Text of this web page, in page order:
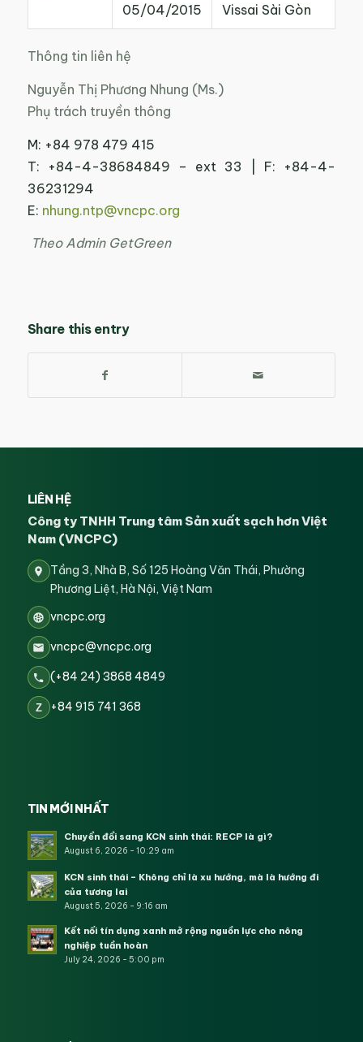
05/04/2015
Vissai Sài Gòn
Thông tin liên hệ
Nguyễn Thị Phương Nhung (Ms.)
Phụ trách truyền thông
M: +84 978 479 415
T: +84-4-38684849 – ext 33 | F: +84-4-
36231294
E: nhung.ntp@vncpc.org
Theo Admin GetGreen
Share this entry
LIÊN HỆ
Công ty TNHH Trung tâm Sản xuất sạch hơn Việt
Nam (VNCPC)
Tầng 3, Nhà B, Số 125 Hoàng Văn Thái, Phường
Phương Liệt, Hà Nội, Việt Nam
vncpc.org
vncpc@vncpc.org
(+84 24) 3868 4849
Z +84 915 741 368
TIN MỚI NHẤT
Chuyển đổi sang KCN sinh thái: RECP là gì?
August 6, 2026 - 10:29 am
KCN sinh thái – Không chỉ là xu hướng, mà là hướng đi
của tương lai
August 5, 2026 - 9:16 am
Kết nối tín dụng xanh mở rộng nguồn lực cho nông
nghiệp tuần hoàn
July 24, 2026 - 5:00 pm